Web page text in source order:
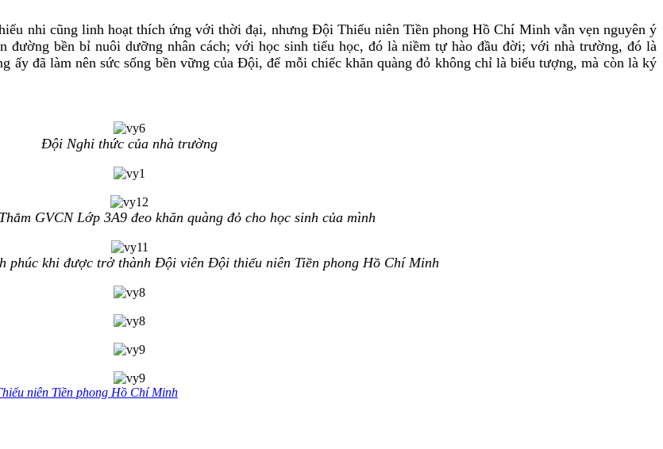
nhi cũng linh hoạt thích ứng với thời đại, nhưng Đội Thiếu niên Tiền phong Hồ Chí Minh vẫn vẹn nguyên ý
bền bỉ nuôi dưỡng nhân cách; với học sinh tiểu học, đó là niềm tự hào đầu đời; với nhà trường, đó là
ấy đã làm nên sức sống bền vững của Đội, để mỗi chiếc khăn quàng đỏ không chỉ là biểu tượng, mà còn là ký
Đội Nghi thức của nhà trường
GVCN Lớp 3A9 đeo khăn quàng đỏ cho học sinh của mình
phúc khi được trở thành Đội viên Đội thiếu niên Tiền phong Hồ Chí Minh
niên Tiền phong Hồ Chí Minh